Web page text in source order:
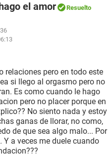
el amor Resuelto
relaciones pero en todo este
si llego al orgasmo pero no
Es como cuando le hago
pero no placer porque en
No siento nada y estoy
ganas de llorar, no como,
de que sea algo malo... Por
a veces me duele cuando